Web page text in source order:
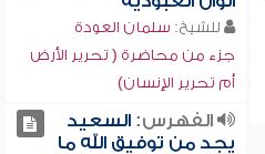
للشيخ: سلمان العودة
جزء من محاضرة ( تحرير الأرض
أم تحرير الإنسان)
الفهرس:السعيد
يجد من توفيق الله ما